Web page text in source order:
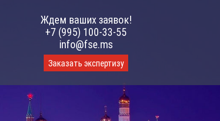
Ждем ваших заявок!
+7 (995) 100-33-55
info@fse.ms
Заказать экспертизу